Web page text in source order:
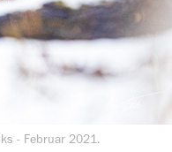
- Februar 2021.